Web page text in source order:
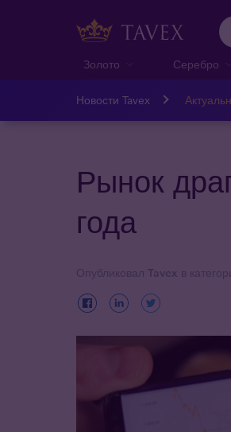
Золото Серебро
Новости Tavex
Рынок
года